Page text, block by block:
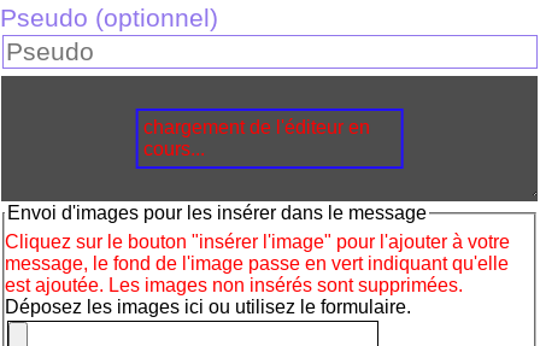
Pseudo (optionnel)
chargement de l'éditeur en
cours...
Envoi d'images pour les insérer dans le message
Cliquez sur le bouton "insérer l'image" pour l'ajouter à votre
message, le fond de l'image passe en vert indiquant qu'elle
est ajoutée. Les images non insérés sont supprimées.
Déposez les images ici ou utilisez le formulaire.